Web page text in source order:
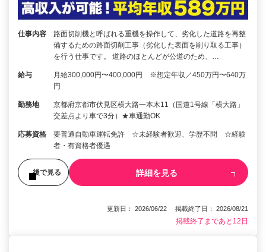
仕事内容
路面切削機と呼ばれる重機を操作して、劣化した道路を再整
備するための路面切削工事（劣化した表面を削り取る工事）
を行う仕事です。 道路のほとんどが公道のため、…
給与
月給300,000円〜400,000円 ※想定年収／450万円〜640万
円
勤務地
京都府京都市伏見区横大路一本木11（国道1号線「横大路」
交差点より車で3分）★車通勤OK
応募資格
要普通自動車運転免許 ☆未経験者歓迎、学歴不問 ☆経験
者・有資格者優遇
後で見る 詳細を見る
更新日： 2026/06/22 掲載終了日： 2026/08/21
掲載終了まであと12日